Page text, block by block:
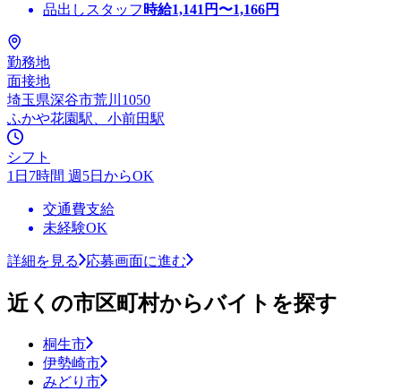
品出しスタッフ 時給1,141 円〜1,166円
勤務地
面接地
埼玉県深谷市荒川1050
ふかや花園駅、小前田駅
シフト
1日7時間 週5日からOK
交通費支給
未経験OK
詳細を見る 応募画面に進む
近くの市区町村からバイトを探す
桐生市
伊勢崎市
みどり市